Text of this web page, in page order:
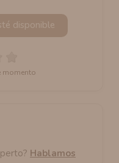
disponible
momento
Hablamos